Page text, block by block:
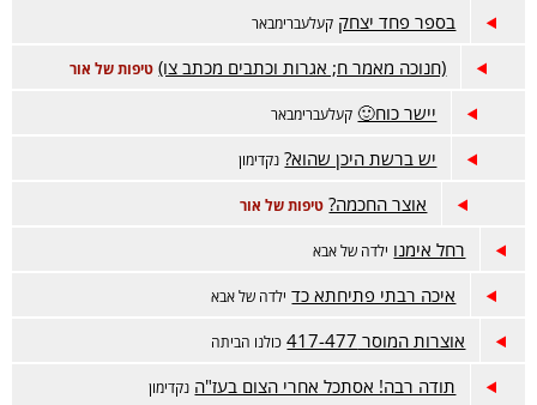
בספר פחד יצחק קעלעברימבאר
(חנוכה מאמר ח; אגרות וכתבים מכתב צו) טיפות של אור
יישר כוח🙂 קעלעברימבאר
יש ברשת היכן שהוא? נקדימון
אוצר החכמה? טיפות של אור
רחל אימנו ילדה של אבא
איכה רבתי פתיחתא כד ילדה של אבא
אוצרות המוסר 417-477 כולנו הביתה
תודה רבה! אסתכל אחרי הצום בעז"ה נקדימון